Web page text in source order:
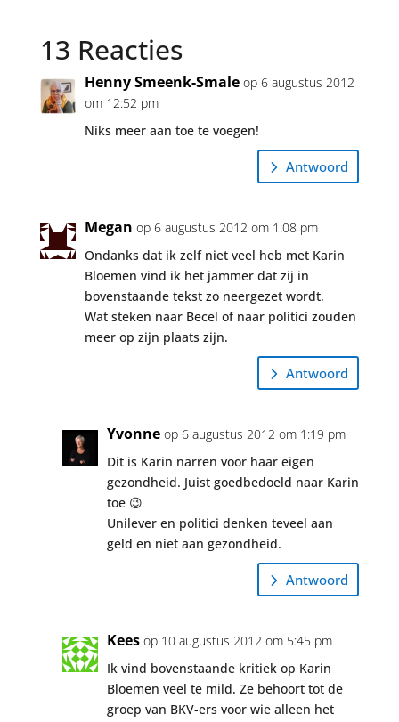
13 Reacties
Henny Smeenk-Smale op 6 augustus 2012
om 12:52 pm
Niks meer aan toe te voegen!
Antwoord
Megan op 6 augustus 2012 om 1:08 pm
Ondanks dat ik zelf niet veel heb met Karin
Bloemen vind ik het jammer dat zij in
bovenstaande tekst zo neergezet wordt.
Wat steken naar Becel of naar politici zouden
meer op zijn plaats zijn.
Antwoord
Yvonne op 6 augustus 2012 om 1:19 pm
Dit is Karin narren voor haar eigen
gezondheid. Juist goedbedoeld naar Karin
toe 😉
Unilever en politici denken teveel aan
geld en niet aan gezondheid.
Antwoord
Kees op 10 augustus 2012 om 5:45 pm
Ik vind bovenstaande kritiek op Karin
Bloemen veel te mild. Ze behoort tot de
groep van BKV-ers voor wie alleen het